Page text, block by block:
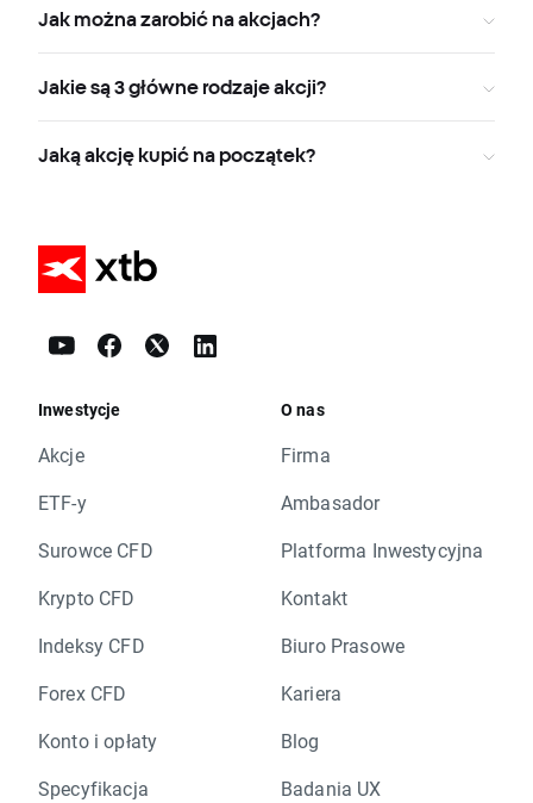
Jak można zarobić na akcjach?
Jakie są 3 główne rodzaje akcji?
Jaką akcję kupić na początek?
Inwestycje
Akcje
ETF-y
Surowce CFD
Krypto CFD
Indeksy CFD
Forex CFD
Konto i opłaty
Specyfikacja
O nas
Firma
Ambasador
Platforma Inwestycyjna
Kontakt
Biuro Prasowe
Kariera
Blog
Badania UX